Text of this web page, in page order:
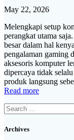
May 22, 2026
Melengkapi setup
perangkat utama
besar dalam hal
pengalaman gaming
aksesoris komputer
dipercaya tidak
produk langsung
Read more
Search
for:
Archives